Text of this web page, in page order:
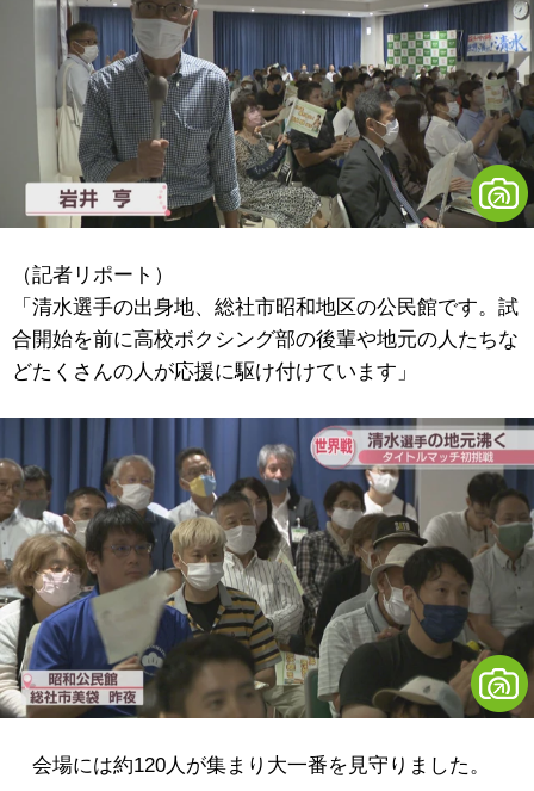
（記者リポート）
「清水選手の出身地、総社市昭和地区の公民館です。試
合開始を前に高校ボクシング部の後輩や地元の人たちな
どたくさんの人が応援に駆け付けています」
会場には約120人が集まり大一番を見守りました。